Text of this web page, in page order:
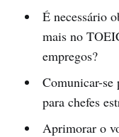
É necessário
mais no
empregos?
Comunicar-se
para chefes
Aprimorar o